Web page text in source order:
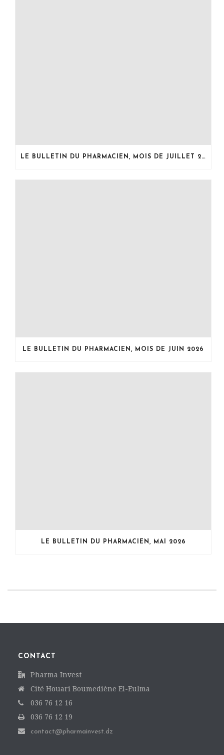
LE BULLETIN DU PHARMACIEN, MOIS DE JUILLET 2026
LE BULLETIN DU PHARMACIEN, MOIS DE JUIN 2026
LE BULLETIN DU PHARMACIEN, MAI 2026
CONTACT
Pharma Invest
Cité Houari Boumediène El-Eulma
036 76 12 16
036 76 12 19
contact@pharmainvest.dz